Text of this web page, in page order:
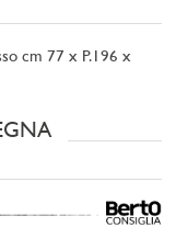
cm 77 x P.196 x